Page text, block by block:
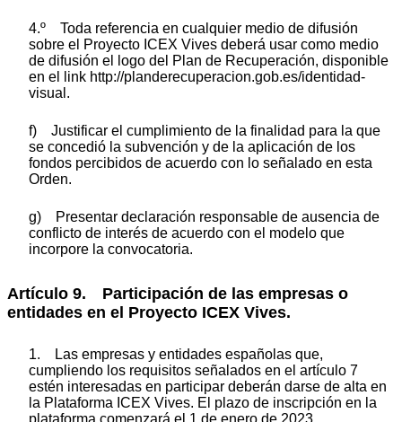
4.º Toda referencia en cualquier medio de difusión
sobre el Proyecto ICEX Vives deberá usar como medio
de difusión el logo del Plan de Recuperación, disponible
en el link http://planderecuperacion.gob.es/identidad-
visual.
f) Justificar el cumplimiento de la finalidad para la que
se concedió la subvención y de la aplicación de los
fondos percibidos de acuerdo con lo señalado en esta
Orden.
g) Presentar declaración responsable de ausencia de
conflicto de interés de acuerdo con el modelo que
incorpore la convocatoria.
Artículo 9. Participación de las empresas o
entidades en el Proyecto ICEX Vives.
1. Las empresas y entidades españolas que,
cumpliendo los requisitos señalados en el artículo 7
estén interesadas en participar deberán darse de alta en
la Plataforma ICEX Vives. El plazo de inscripción en la